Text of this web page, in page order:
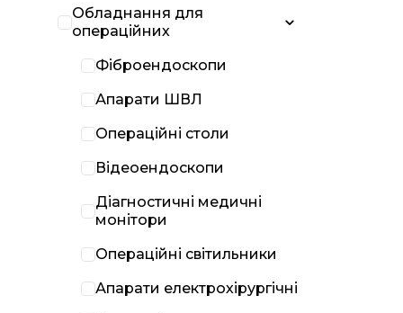
Обладнання для
операційних
Фіброендоскопи
Апарати ШВЛ
Операційні столи
Відеоендоскопи
Діагностичні медичні
монітори
Операційні світильники
Апарати електрохірургічні